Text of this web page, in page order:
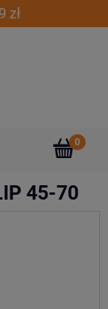
zł
45-70